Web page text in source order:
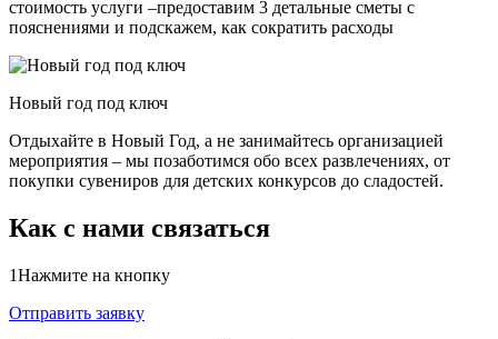
стоимость услуги –предоставим 3 детальные сметы с
пояснениями и подскажем, как сократить расходы
Новый год под ключ
Отдыхайте в Новый Год, а не занимайтесь организацией
мероприятия – мы позаботимся обо всех развлечениях, от
покупки сувениров для детских конкурсов до сладостей.
Как с нами связаться
1Нажмите на кнопку
Отправить заявку